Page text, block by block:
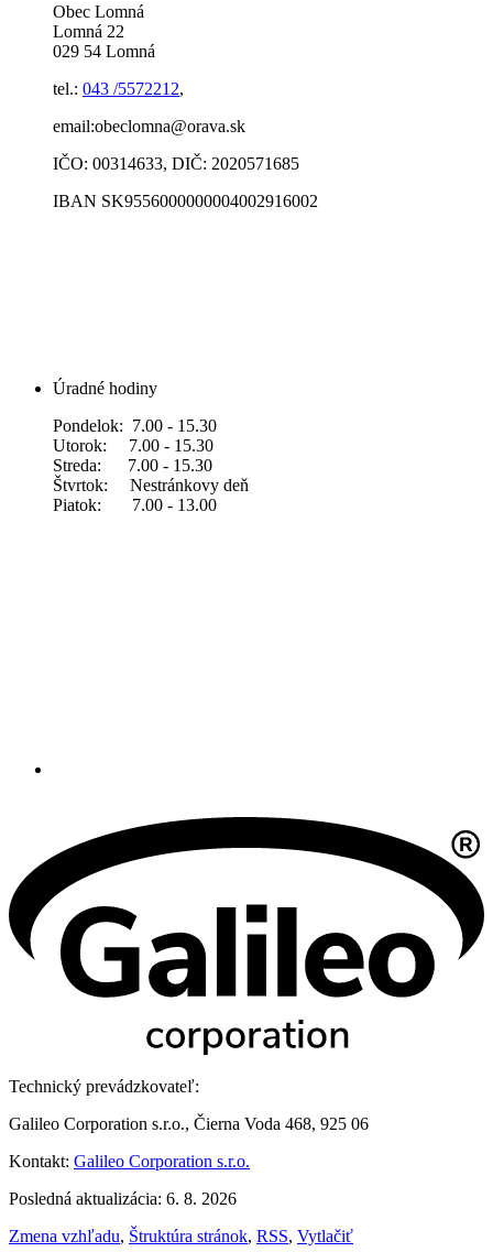
Obec Lomná
Lomná 22
029 54 Lomná
tel.: 043 /5572212,
email:obeclomna@orava.sk
IČO: 00314633, DIČ: 2020571685
IBAN SK9556000000004002916002
Úradné hodiny
Pondelok: 7.00 - 15.30
Utorok: 7.00 - 15.30
Streda: 7.00 - 15.30
Štvrtok: Nestránkovy deň
Piatok: 7.00 - 13.00
Technický prevádzkovateľ:
Galileo Corporation s.r.o., Čierna Voda 468, 925 06
Kontakt: Galileo Corporation s.r.o.
Posledná aktualizácia: 6. 8. 2026
Zmena vzhľadu, Štruktúra stránok, RSS, Vytlačiť